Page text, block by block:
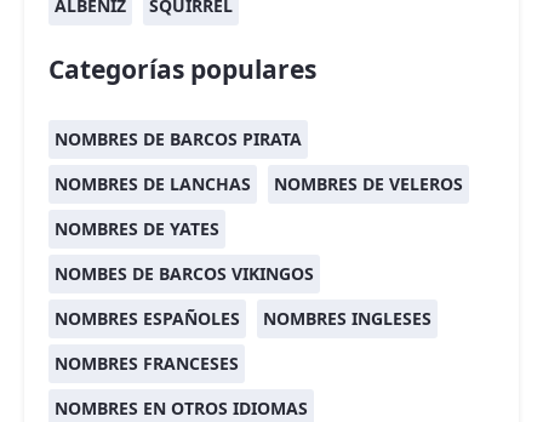
ALBÉNIZ SQUIRREL
Categorías populares
NOMBRES DE BARCOS PIRATA
NOMBRES DE LANCHAS
NOMBRES DE VELEROS
NOMBRES DE YATES
NOMBES DE BARCOS VIKINGOS
NOMBRES ESPAÑOLES
NOMBRES INGLESES
NOMBRES FRANCESES
NOMBRES EN OTROS IDIOMAS